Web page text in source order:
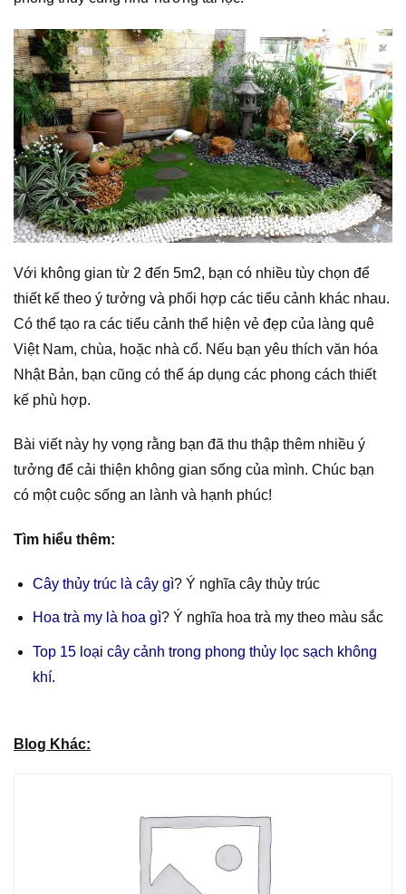
Với không gian từ 2 đến 5m2, bạn có nhiều tùy chọn để
thiết kế theo ý tưởng và phối hợp các tiểu cảnh khác nhau.
Có thể tạo ra các tiểu cảnh thể hiện vẻ đẹp của làng quê
Việt Nam, chùa, hoặc nhà cổ. Nếu bạn yêu thích văn hóa
Nhật Bản, bạn cũng có thể áp dụng các phong cách thiết
kế phù hợp.
Bài viết này hy vọng rằng bạn đã thu thập thêm nhiều ý
tưởng để cải thiện không gian sống của mình. Chúc bạn
có một cuộc sống an lành và hạnh phúc!
Tìm hiểu thêm:
Cây thủy trúc là cây gì? Ý nghĩa cây thủy trúc
Hoa trà my là hoa gì? Ý nghĩa hoa trà my theo màu sắc
Top 15 loại cây cảnh trong phong thủy lọc sạch không
khí.
Blog Khác: